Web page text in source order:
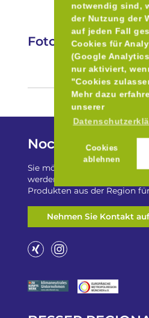
notwendig sind,
der Nutzung der
auf jeden Fall
Cookies für
(Google
nur aktiviert,
"Cookies
Mehr dazu
unserer
Cookies
ablehnen
Fotos
Noch Fragen?
Sie möchten auf „Besser
werden? Oder haben Sie
Produkten aus der Region
Nehmen Sie Kontakt